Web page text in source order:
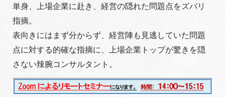
単身、上場企業に赴き、経営の隠れた問題点をズバリ
指摘。
表向きにはまず分からず、経営陣も見逃していた問題
点に対する的確な指摘に、上場企業トップが驚きを隠
さない辣腕コンサルタント。